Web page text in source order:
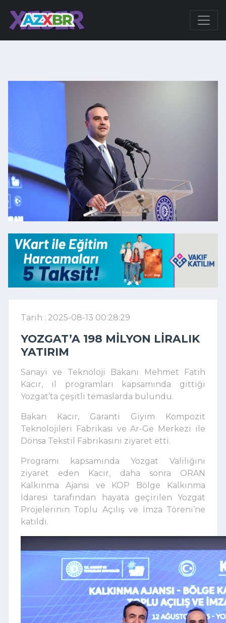
Tarih : 2025-08-13 00:28:29
YOZGAT’A 198 MILYON LIRALIK
YATIRIM
Sanayi ve Teknoloji Bakanı Mehmet Fatih
Kacır, il programları kapsamında gittiği
Yozgat’ta çeşitli temaslarda bulundu.
Bakan Kacır, Garanti Giyim Kompozit
Teknolojileri Fabrikası ve Ar-Ge Merkezi ile
Dönsa Tekstil Fabrikasını ziyaret etti.
Programı kapsamında Yozgat Valiliğini
ziyaret eden Kacır, daha sonra ORAN
Kalkınma Ajansı ve KOP Bölge Kalkınma
İdaresi tarafından hayata geçirilen Yozgat
Projelerinin Toplu Açılış ve İmza Töreni’ne
katıldı.